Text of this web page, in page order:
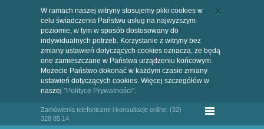
W ramach naszej witryny stosujemy pliki cookies w
celu świadczenia Państwu usług na najwyższym
poziomie, w tym w sposób dostosowany do
indywidualnych potrzeb. Korzystanie z witryny bez
zmiany ustawień dotyczących cookies oznacza, że będą
one zamieszczane w Państwa urządzeniu końcowym.
Możecie Państwo dokonać w każdym czasie zmiany
ustawień dotyczących cookies. Więcej szczegółów w
naszej "Polityce Prywatności".
Zamówienia telefoniczne i konsultacje online: (32)
328 85 14